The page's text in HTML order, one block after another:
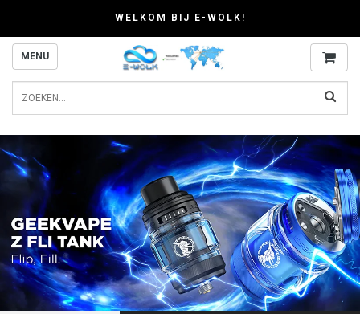
WELKOM BIJ E-WOLK!
MENU